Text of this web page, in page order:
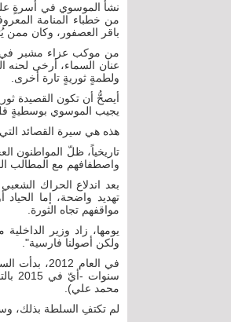
نشأ الموسوي في أسرةٍ
من خطباء المنامة
باقر العصفور، وكان ممن
من موكب عزاء مشبر في
عنان السماء، أرخى لحنه
ولطمةٍ ثوريةٍ تارة أخرى.
أيصحُّ أن تكون القصيدة
يجيب الموسوي بوسطيةٍ قلَّ
هذه هي سيرة القصائد
تاريخياً، ظلّ المواطنون
واصطفافهم مع المطالب
تهديد واضحة، إما
مواقفهم تجاه الثورة.
يومها، زاد وزير
ولكن أصولنا فارسية".
محمد علي).
لم تكتفِ السلطة بذلك،